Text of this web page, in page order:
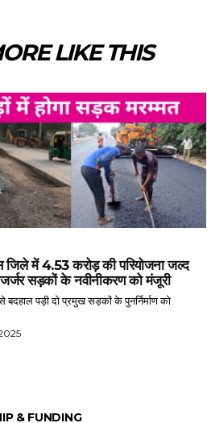
LIKE THIS
जिले में 4.53 करोड़ की परियोजना जल्द
सड़कों के नवीनीकरण को मंजूरी
पड़ी दो प्रमुख सड़कों के पुनर्निर्माण को
& FUNDING